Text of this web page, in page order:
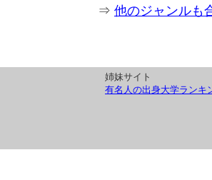
⇒ 他のジャンルも
姉妹サイト
有名人の出身大学ランキ